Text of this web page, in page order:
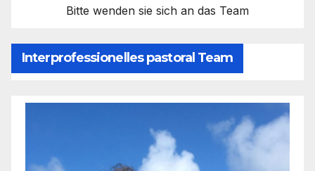
Bitte wenden sie sich an das Team
Interprofessionelles pastoral Team